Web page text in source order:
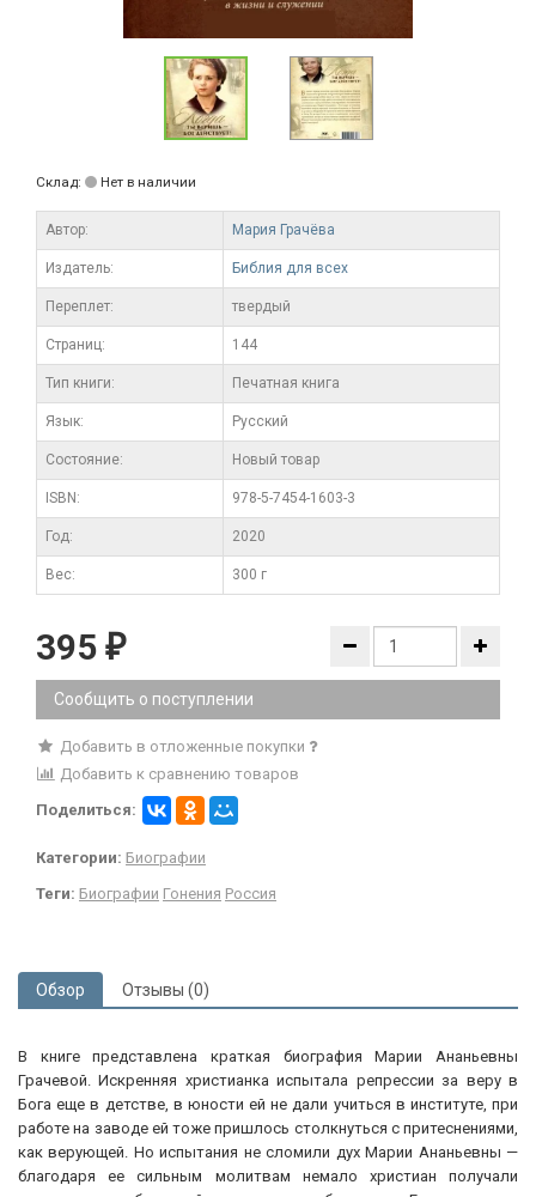
Склад: Нет в наличии
Автор: Мария Грачёва
Издатель: Библия для всех
Переплет: твердый
Cтраниц: 144
Тип книги: Печатная книга
Язык: Русский
Состояние: Новый товар
ISBN: 978-5-7454-1603-3
Год: 2020
Вес: 300 г
395 ₽
Сообщить о поступлении
Добавить в отложенные покупки
Добавить к сравнению товаров
Поделиться:
Категории: Биографии
Теги: Биографии Гонения Россия
Обзор Отзывы (0)
В книге представлена краткая биография Марии Ананьевны
Грачевой. Искренняя христианка испытала репрессии за веру в
Бога еще в детстве, в юности ей не дали учиться в институте, при
работе на заводе ей тоже пришлось столкнуться с притеснениями,
как верующей. Но испытания не сломили дух Марии Ананьевны —
благодаря ее сильным молитвам немало христиан получали